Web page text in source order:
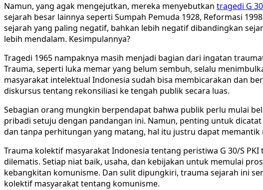
Namun, yang agak mengejutkan, mereka menyebutkan tragedi G
sejarah besar lainnya seperti Sumpah Pemuda 1928, Reformasi
sejarah yang paling negatif, bahkan lebih negatif dibandingkan
lebih mendalam. Kesimpulannya?
Tragedi 1965 nampaknya masih menjadi bagian dari ingatan
Trauma, seperti luka memar yang belum sembuh, selalu
masyarakat intelektual Indonesia sudah bisa membicarakan dan
diskursus tentang rekonsiliasi ke tengah publik secara luas.
Sebagian orang mungkin berpendapat bahwa publik perlu mulai
pribadi setuju dengan pandangan ini. Namun, penting untuk
dan tanpa perhitungan yang matang, hal itu justru dapat memantik
Trauma kolektif masyarakat Indonesia tentang peristiwa G 30/S
dilematis. Setiap niat baik, usaha, dan kebijakan untuk memulai
kebangkitan komunisme. Dan sulit dipungkiri, trauma sejarah ini
kolektif masyarakat tentang komunisme.